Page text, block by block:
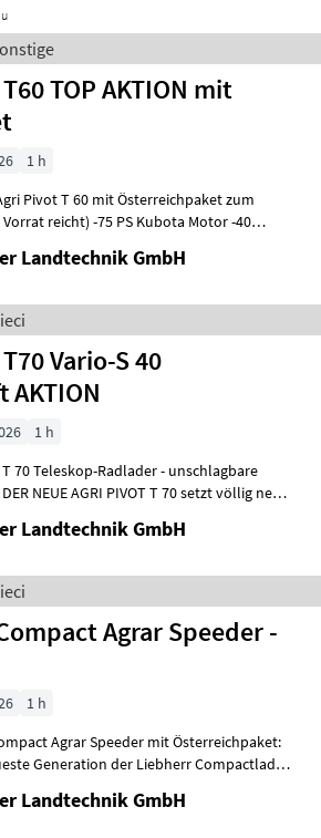
TOP AKTION mit
1 h
Pivot T 60 mit Österreichpaket zum
reicht) -75 PS Kubota Motor -40
Landtechnik GmbH
Vario-S 40
1 h
70 Teleskop-Radlader - unschlagbare
NEUE AGRI PIVOT T 70 setzt völlig neue
Landtechnik GmbH
Agrar Speeder -
1 h
Agrar Speeder mit Österreichpaket:
Generation der Liebherr Compactlader
Landtechnik GmbH